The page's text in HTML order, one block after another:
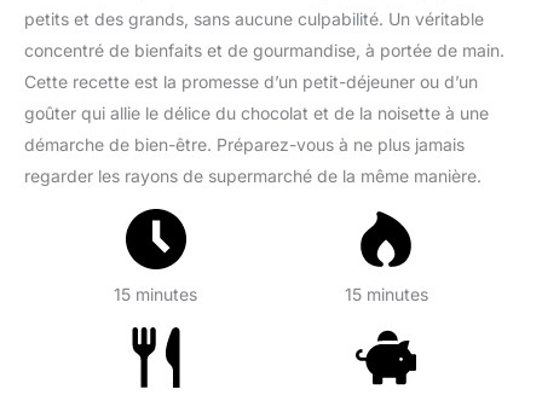
petits et des grands, sans aucune culpabilité. Un véritable
concentré de bienfaits et de gourmandise, à portée de main.
Cette recette est la promesse d’un petit-déjeuner ou d’un
goûter qui allie le délice du chocolat et de la noisette à une
démarche de bien-être. Préparez-vous à ne plus jamais
regarder les rayons de supermarché de la même manière.
15 minutes 15 minutes